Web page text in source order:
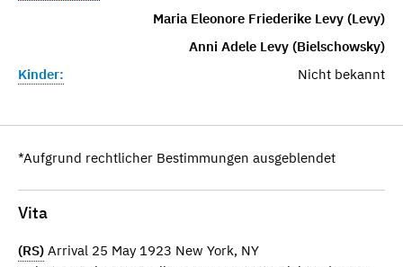
Maria Eleonore Friederike Levy (Levy)
Anni Adele Levy (Bielschowsky)
Kinder:
Nicht bekannt
*Aufgrund rechtlicher Bestimmungen ausgeblendet
Vita
(RS) Arrival 25 May 1923 New York, NY